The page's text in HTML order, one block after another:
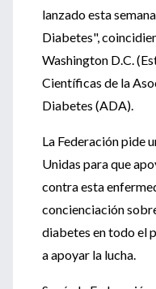
lanzado esta
Diabetes",
Washington D.C.
Científicas de la
Diabetes (ADA).
La Federación pide
Unidas para que
contra esta
concienciación
diabetes en todo el
a apoyar la lucha.